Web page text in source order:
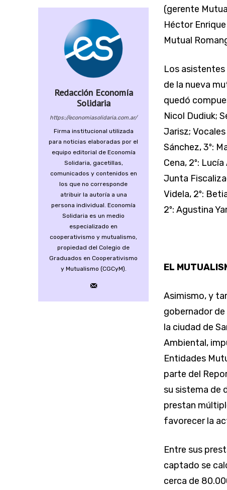
Redacción Economía
Solidaria
https://economiasolidaria.com.ar/
Firma institucional utilizada
para noticias elaboradas por el
equipo editorial de Economía
Solidaria, gacetillas,
comunicados y contenidos en
los que no corresponde
atribuir la autoría a una
persona individual. Economía
Solidaria es un medio
especializado en
cooperativismo y mutualismo,
propiedad del Colegio de
Graduados en Cooperativismo
y Mutualismo (CGCyM).
(gerente
Héctor
Mutual
Los
de la nueva
quedó
Nicol Dudiuk;
Jarisz; Vocales
Sánchez, 3º:
Cena, 2º:
Junta
Videla, 2º:
2º: Agustina
EL
Asimismo, y
gobernador
la ciudad de
Ambiental,
Entidades
parte del
su sistema de
prestan
favorecer la
Entre sus
captado se
cerca de